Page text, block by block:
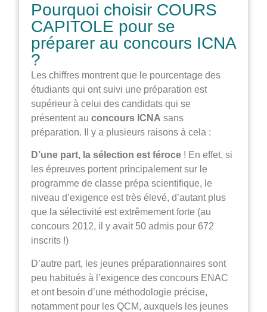
Pourquoi choisir COURS
CAPITOLE pour se
préparer au concours ICNA
?
Les chiffres montrent que le pourcentage des
étudiants qui ont suivi une préparation est
supérieur à celui des candidats qui se
présentent auconcours ICNA sans
préparation. Il y a plusieurs raisons à cela :
D’une part, la sélection est féroce ! En effet, si
les épreuves portent principalement sur le
programme de classe prépa scientifique, le
niveau d’exigence est très élevé, d’autant plus
que la sélectivité est extrêmement forte (au
concours 2012, il y avait 50 admis pour 672
inscrits !)
D’autre part, les jeunes préparationnaires sont
peu habitués à l’exigence des concours ENAC
et ont besoin d’une méthodologie précise,
notamment pour les QCM, auxquels les jeunes